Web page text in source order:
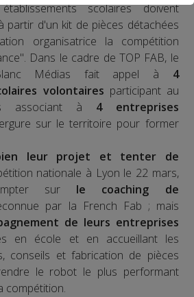
scolaires doivent
partir d'un kit de pièces détachées
organisatrice la compétition
Dans le cadre de TOP FAB, le
Médias fait appel à 4
volontaires participant au
associant à 4 entreprises
sur le territoire pour former
leur projet et tenter de
nationale à Lyon le 22 mars,
sur le coaching de
par la French Fab ; mais
de leurs entreprises
en école et en accueillant les
conseils et fabrication de pièces
le robot le plus performant
compétition.